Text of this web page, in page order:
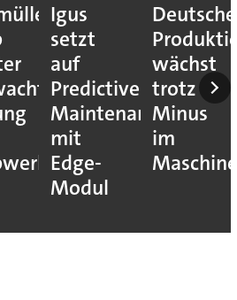
Igus
setzt
auf
Predictive
Maintenance
mit
Edge-
Modul
Deutsche
wächst
trotz
Minus
im